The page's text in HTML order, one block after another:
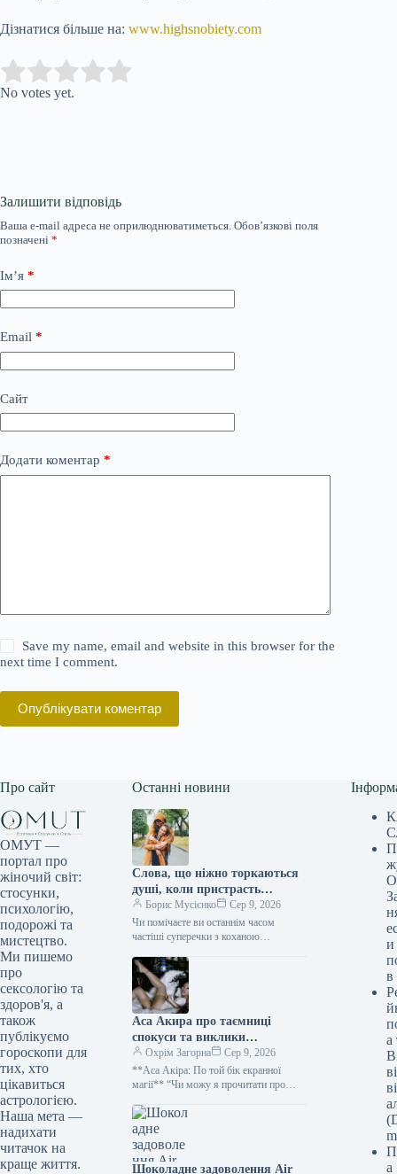
Дізнатися більше на: www.highsnobiety.com
Rate this item:
No votes yet.
Залишити відповідь
Ваша e-mail адреса не оприлюднюватиметься. Обов’язкові поля
позначені *
Ім’я *
Email *
Сайт
Додати коментар *
Save my name, email and website in this browser for the
next time I comment.
Опублікувати коментар
Про сайт
ОМУТ —
портал про
жіночий світ:
стосунки,
психологію,
подорожі та
мистецтво.
Ми пишемо
про
сексологію та
здоров'я, а
також
публікуємо
гороскопи для
тих, хто
цікавиться
астрологією.
Наша мета —
надихати
читачок на
краще життя.
Останні новини
Слова, що ніжно торкаються
душі, коли пристрасть
вщухає, але зв’язок міцнішає
Борис Мусієнко
Сер 9, 2026
Чи помічаєте ви останнім часом
частіші суперечки з коханою
вирішити непорозуміння призводили
до ще більших конфліктів,…
Аса Акира про таємниці
спокуси та виклики
мистецтва насолоди
Охрім Загорна
Сер 9, 2026
**Аса Акіра: По той бік екранної
магії** “Чи можу я прочитати про
Аса…
Шоколадне задоволення Air
и
в
а
а